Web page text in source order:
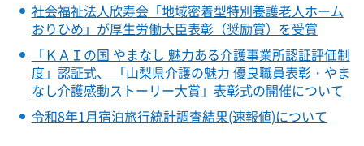
社会福祉法人欣寿会「地域密着型特別養護老人ホーム
おりひめ」が厚生労働大臣表彰（奨励賞）を受賞
「ＫＡＩの国 やまなし 魅力ある介護事業所認証評価制
度」認証式、 「山梨県介護の魅力 優良職員表彰・やま
なし介護感動ストーリー大賞」表彰式の開催について
令和8年1月宿泊旅行統計調査結果(速報値)について